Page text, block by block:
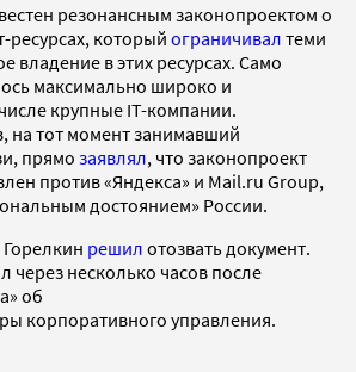
резонансным законопроектом о
ресурсах, который ограничивал теми
владение в этих ресурсах. Само
максимально широко и
крупные IT-компании.
на тот момент занимавший
прямо заявлял, что законопроект
против «Яндекса» и Mail.ru Group,
достоянием» России.
решил отозвать документ.
через несколько часов после
об
корпоративного управления.